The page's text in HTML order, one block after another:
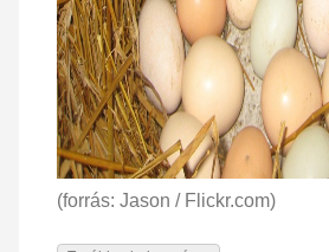
(forrás: Jason / Flickr.com)